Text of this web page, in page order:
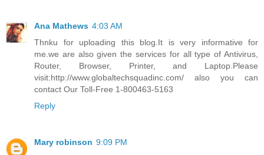
Ana Mathews 4:03 AM
Thnku for uploading this blog.It is very informative for
me.we are also given the services for all type of Antivirus,
Router, Browser, Printer, and Laptop.Please
visit:http://www.globaltechsquadinc.com/ also you can
contact Our Toll-Free 1-800463-5163
Reply
Mary robinson 9:09 PM